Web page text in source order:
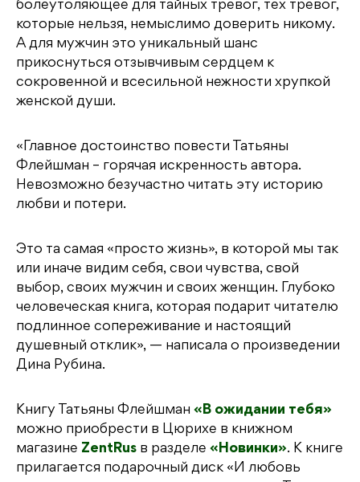
болеутоляющее для тайных тревог, тех тревог,
которые нельзя, немыслимо доверить никому.
А для мужчин это уникальный шанс
прикоснуться отзывчивым сердцем к
сокровенной и всесильной нежности хрупкой
женской души.
«Главное достоинство повести Татьяны
Флейшман – горячая искренность автора.
Невозможно безучастно читать эту историю
любви и потери.
Это та самая «просто жизнь», в которой мы так
или иначе видим себя, свои чувства, свой
выбор, своих мужчин и своих женщин. Глубоко
человеческая книга, которая подарит читателю
подлинное сопереживание и настоящий
душевный отклик», — написала о произведении
Дина Рубина.
Книгу Татьяны Флейшман «В ожидании тебя»
можно приобрести в Цюрихе в книжном
магазине ZentRus в разделе «Новинки». К книге
прилагается подарочный диск «И любовь